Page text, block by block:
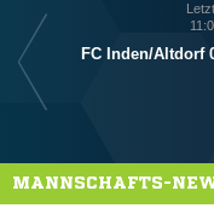
FC Inden/​Altdorf
MANNSCHAFTS-